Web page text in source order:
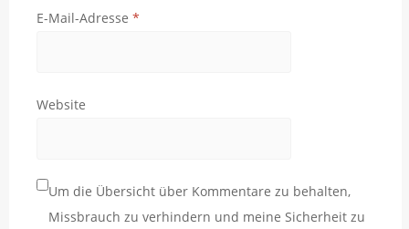
E-Mail-Adresse *
Website
Um die Übersicht über Kommentare zu behalten,
Missbrauch zu verhindern und meine Sicherheit zu